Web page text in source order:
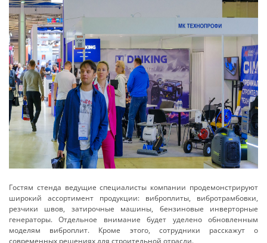
Гостям стенда ведущие специалисты компании продемонстрируют
широкий ассортимент продукции: виброплиты, вибротрамбовки,
резчики швов, затирочные машины, бензиновые инверторные
генераторы. Отдельное внимание будет уделено обновленным
моделям виброплит. Кроме этого, сотрудники расскажут о
современных решениях для строительной отрасли.